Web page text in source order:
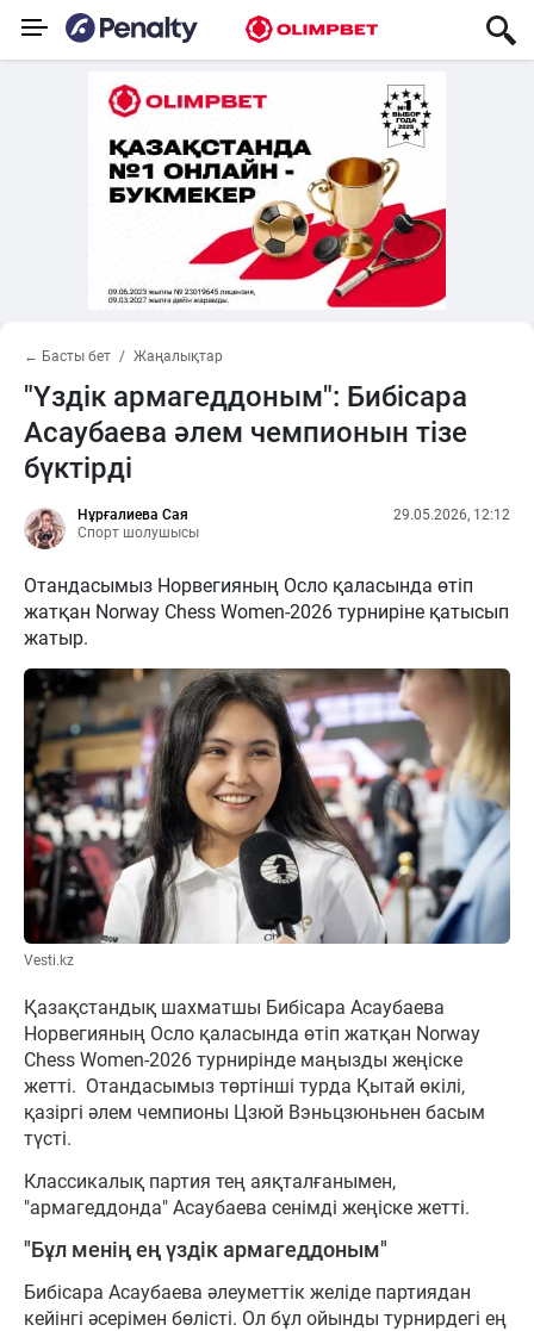
← Басты бет Жаңалықтар
"Үздік армагеддоным": Бибісара
Асаубаева әлем чемпионын тізе
бүктірді
Нұрғалиева Сая
Спорт шолушысы
29.05.2026, 12:12
Отандасымыз Норвегияның Осло қаласында өтіп
жатқан Norway Chess Women-2026 турниріне қатысып
жатыр.
Vesti.kz
Қазақстандық шахматшы Бибісара Асаубаева
Норвегияның Осло қаласында өтіп жатқан Norway
Chess Women-2026 турнирінде маңызды жеңіске
жетті. Отандасымыз төртінші турда Қытай өкілі,
қазіргі әлем чемпионы Цзюй Вэньцзюньнен басым
түсті.
Классикалық партия тең аяқталғанымен,
"армагеддонда" Асаубаева сенімді жеңіске жетті.
"Бұл менің ең үздік армагеддоным"
Бибісара Асаубаева әлеуметтік желіде партиядан
кейінгі әсерімен бөлісті. Ол бұл ойынды турнирдегі ең